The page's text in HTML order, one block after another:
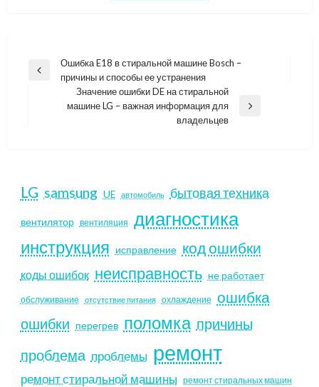
Навигация
записям
Previous
Ошибка E18 в стиральной машине Bosch –
причины и способы ее устранения
Значение ошибки DE на стиральной
машине LG – важная информация для
владельцев
LG samsung UE автомобиль бытовая техника
вентилятор вентиляция диагностика
инструкция исправление код ошибки
коды ошибок неисправность не работает
обслуживание отсутствие питания охлаждение ошибка
ошибки
перегрев поломка причины
проблема проблемы ремонт
ремонт стиральной машины ремонт стиральных машин